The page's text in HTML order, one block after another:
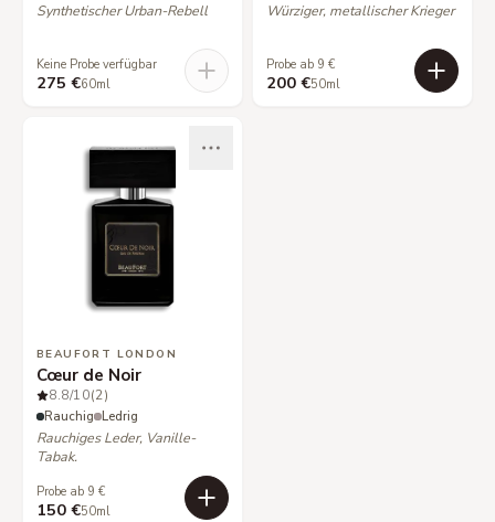
Synthetischer Urban-Rebell
Keine Probe verfügbar
275 €60ml
Würziger, metallischer Krieger
Probe ab 9 €
200 €50ml
BEAUFORT LONDON
Cœur de Noir
8.8/10(2)
Rauchig Ledrig
Rauchiges Leder, Vanille-
Tabak.
Probe ab 9 €
150 €50ml